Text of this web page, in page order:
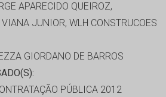
APARECIDO QUEIROZ,
JUNIOR, WLH CONSTRUCOES
GIORDANO DE BARROS
PÚBLICA 2012